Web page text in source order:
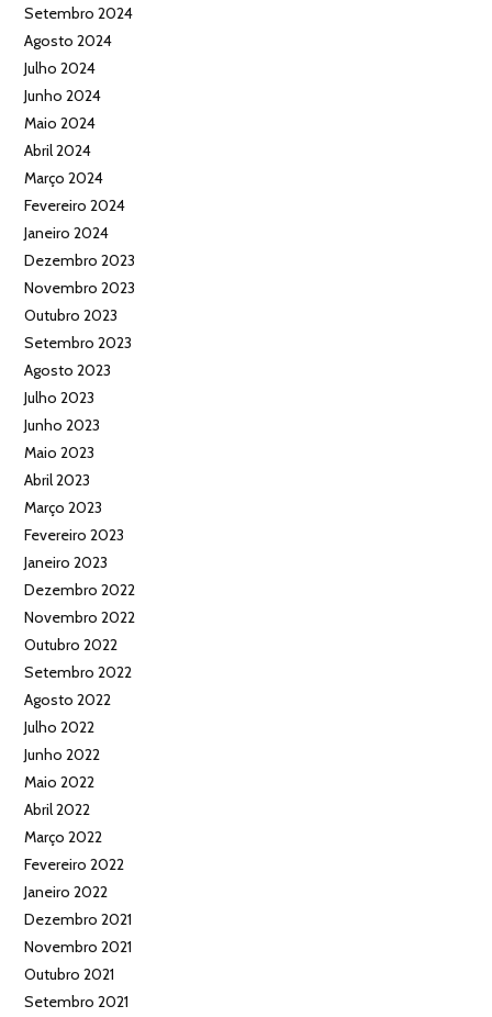
Setembro 2024
Agosto 2024
Julho 2024
Junho 2024
Maio 2024
Abril 2024
Março 2024
Fevereiro 2024
Janeiro 2024
Dezembro 2023
Novembro 2023
Outubro 2023
Setembro 2023
Agosto 2023
Julho 2023
Junho 2023
Maio 2023
Abril 2023
Março 2023
Fevereiro 2023
Janeiro 2023
Dezembro 2022
Novembro 2022
Outubro 2022
Setembro 2022
Agosto 2022
Julho 2022
Junho 2022
Maio 2022
Abril 2022
Março 2022
Fevereiro 2022
Janeiro 2022
Dezembro 2021
Novembro 2021
Outubro 2021
Setembro 2021